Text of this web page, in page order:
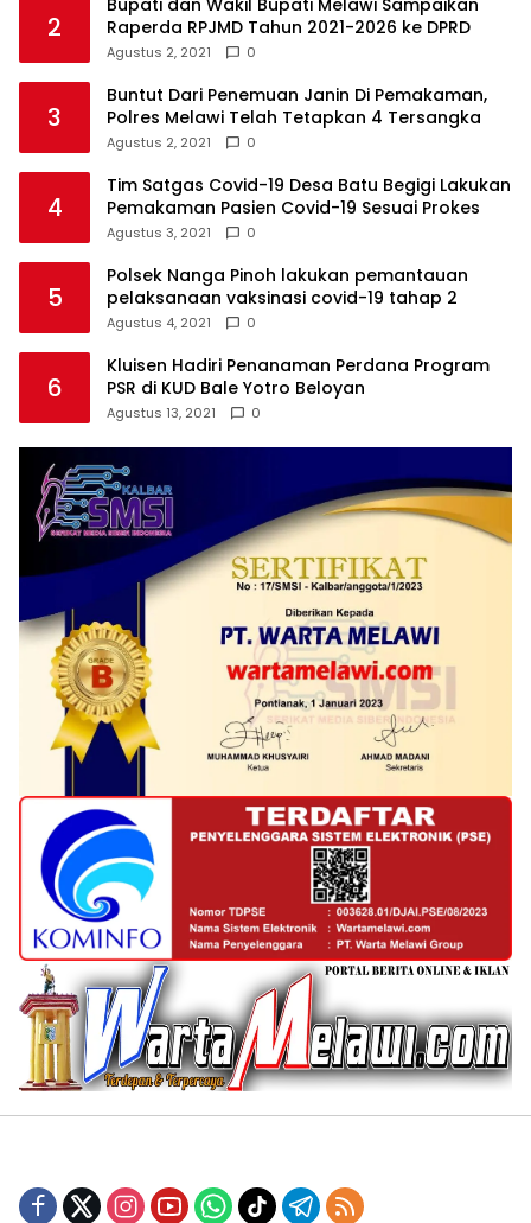
2
Raperda RPJMD Tahun 2021-2026 ke DPRD
Agustus 2, 2021 0
3
Buntut Dari Penemuan Janin Di Pemakaman,
Polres Melawi Telah Tetapkan 4 Tersangka
Agustus 2, 2021 0
4
Tim Satgas Covid-19 Desa Batu Begigi Lakukan
Pemakaman Pasien Covid-19 Sesuai Prokes
Agustus 3, 2021 0
5
Polsek Nanga Pinoh lakukan pemantauan
pelaksanaan vaksinasi covid-19 tahap 2
Agustus 4, 2021 0
6
Kluisen Hadiri Penanaman Perdana Program
PSR di KUD Bale Yotro Beloyan
Agustus 13, 2021 0